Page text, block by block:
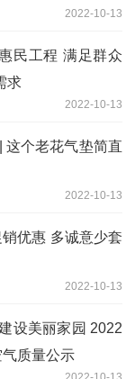
2022-10-13
民工程 满足群众
求
2022-10-13
这个老花气垫简直
2022-10-13
销优惠 多诚意少套
2022-10-13
设美丽家园 2022
质量公示